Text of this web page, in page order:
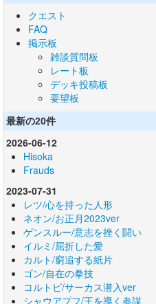
クエスト
FAQ
掲示板
雑談質問板
レート板
デッキ投稿板
要望板
最新の20件
2026-06-12
Hisoka
Frauds
2023-07-31
レツ/心を持った人形
ネオン/お正月2023ver
ゲンスルー/意志を挫く闘い
イルミ/屈折した愛
カルト/窮追する紙片
ゴン/自在の拳技
コルトピ/サーカス潜入ver
シャウアプフ/王を導く参謀